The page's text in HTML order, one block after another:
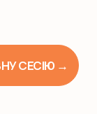
СЕСІЮ →